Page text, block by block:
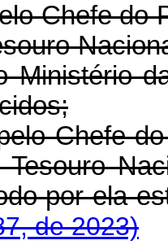
Chefe do
Ministério
Chefe
por ela
de 2023)